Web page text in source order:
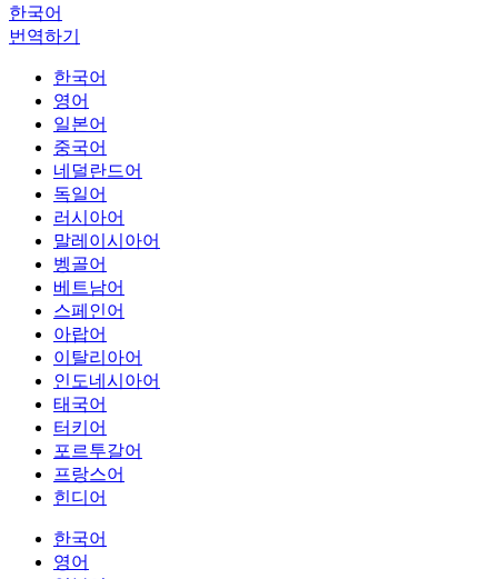
한국어
번역하기
한국어
영어
일본어
중국어
네덜란드어
독일어
러시아어
말레이시아어
벵골어
베트남어
스페인어
아랍어
이탈리아어
인도네시아어
태국어
터키어
포르투갈어
프랑스어
힌디어
한국어
영어